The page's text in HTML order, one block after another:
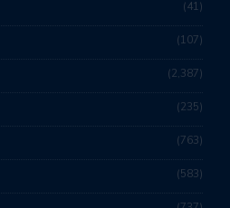
41
107
2,387
235
763
583